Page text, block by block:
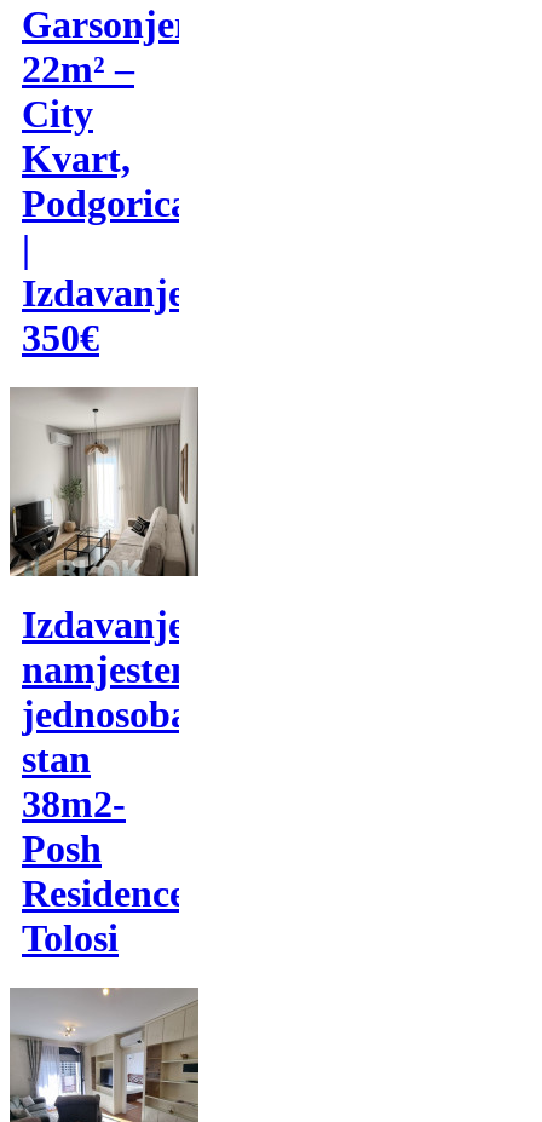
Garsonjera
22m² –
City
Kvart,
Podgorica
|
Izdavanje
350€
Izdavanje,
namjesten
jednosoban
stan
38m2-
Posh
Residence,
Tolosi